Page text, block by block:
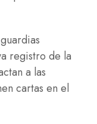
registro de la
a las
cartas en el